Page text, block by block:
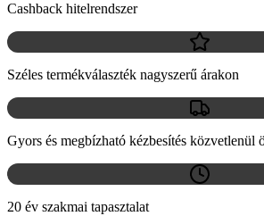
Cashback hitelrendszer
Széles termékválaszték nagyszerű árakon
Gyors és megbízható kézbesítés közvetlenül
20 év szakmai tapasztalat